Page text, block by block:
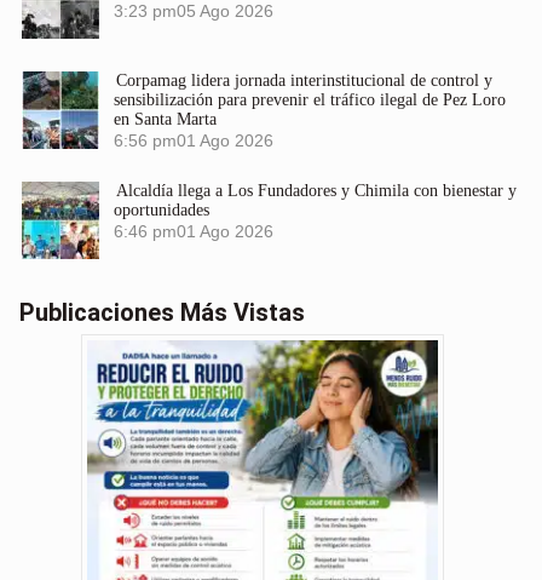
3:23 pm05 Ago 2026
Corpamag lidera jornada interinstitucional de control y
sensibilización para prevenir el tráfico ilegal de Pez Loro
en Santa Marta
6:56 pm01 Ago 2026
Alcaldía llega a Los Fundadores y Chimila con bienestar y
oportunidades
6:46 pm01 Ago 2026
Publicaciones Más Vistas